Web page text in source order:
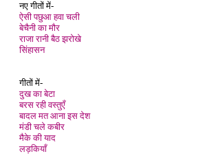
नए गीतों में-
ऐसी पछुआ हवा चली
बेचैनी का मौर
राजा रानी बैठ झरोखे
सिंहासन
गीतों में-
दुख का बेटा
बरस रही वस्तुएँ
बादल मत आना इस देश
मंडी चले कबीर
मैके की याद
लड़कियाँ